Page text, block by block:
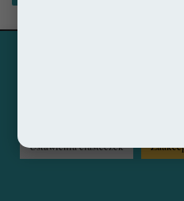
© Copyright 2014 - 2026, All
Ta strona korzysta z ciasteczek,
najwyższym poziomie. Klikając
zgadzasz się na użycie
przejść do "Ustawień
Ustawienia ciasteczek